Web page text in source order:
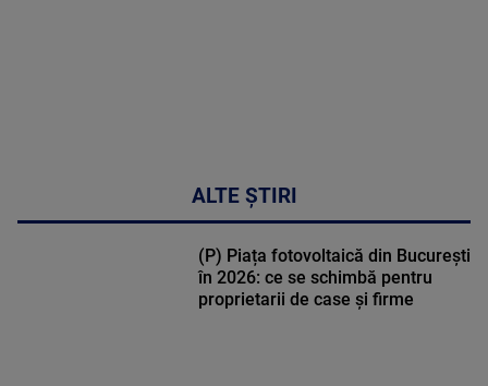
ALTE ȘTIRI
(P) Piața fotovoltaică din București
în 2026: ce se schimbă pentru
proprietarii de case și firme